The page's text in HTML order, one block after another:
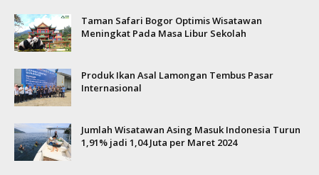
Taman Safari Bogor Optimis Wisatawan
Meningkat Pada Masa Libur Sekolah
Produk Ikan Asal Lamongan Tembus Pasar
Internasional
Jumlah Wisatawan Asing Masuk Indonesia Turun
1,91% jadi 1,04 Juta per Maret 2024